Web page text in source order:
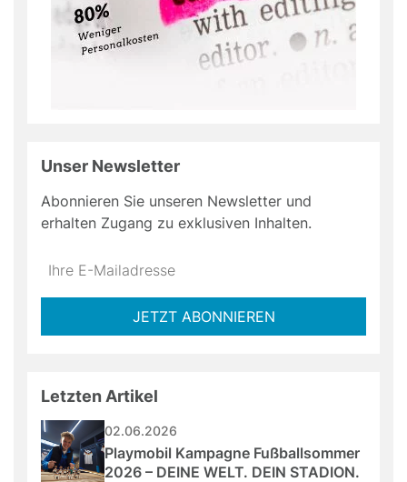
Unser Newsletter
Abonnieren Sie unseren Newsletter und
erhalten Zugang zu exklusiven Inhalten.
Do
*Ihre
JETZT ABONNIEREN
Letzten Artikel
02.06.2026
Playmobil Kampagne Fußballsommer
2026 – DEINE WELT. DEIN STADION.